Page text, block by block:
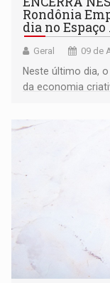
Rondônia
dia no
Geral 09 de
Neste último dia,
da economia